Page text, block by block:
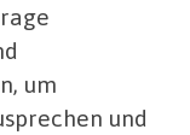
um
und